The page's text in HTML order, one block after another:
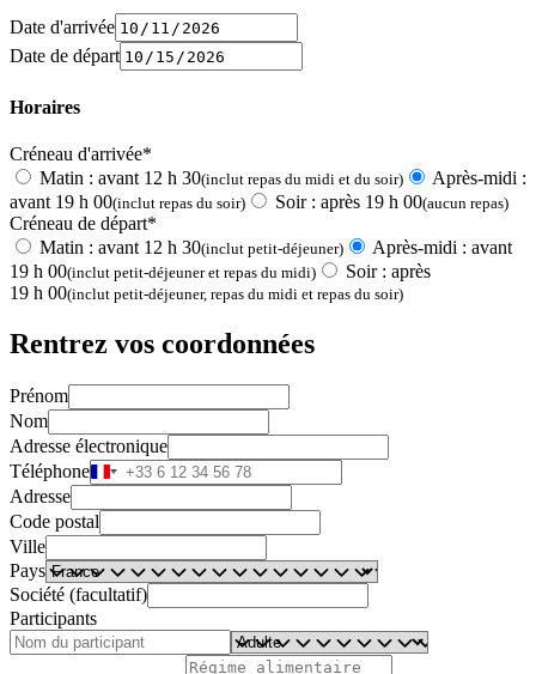
Date d'arrivée
Date de départ
Horaires
Créneau d'arrivée*
Matin : avant 12 h 30(inclut repas du midi et du soir)
Après-midi :
avant 19 h 00(inclut repas du soir) Soir : après 19 h 00(aucun repas)
Créneau de départ*
Matin : avant 12 h 30(inclut petit-déjeuner)
Après-midi : avant
19 h 00(inclut petit-déjeuner et repas du midi)
Soir : après
19 h 00(inclut petit-déjeuner, repas du midi et repas du soir)
Rentrez vos coordonnées
Prénom
Nom
Adresse électronique
Téléphone
Adresse
Code postal
Ville
Pays
Société (facultatif)
Participants